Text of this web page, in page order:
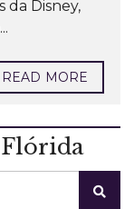
da Disney,
READ MORE